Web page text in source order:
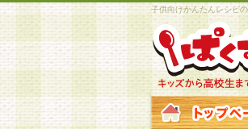
子供向けかんたんレシピ